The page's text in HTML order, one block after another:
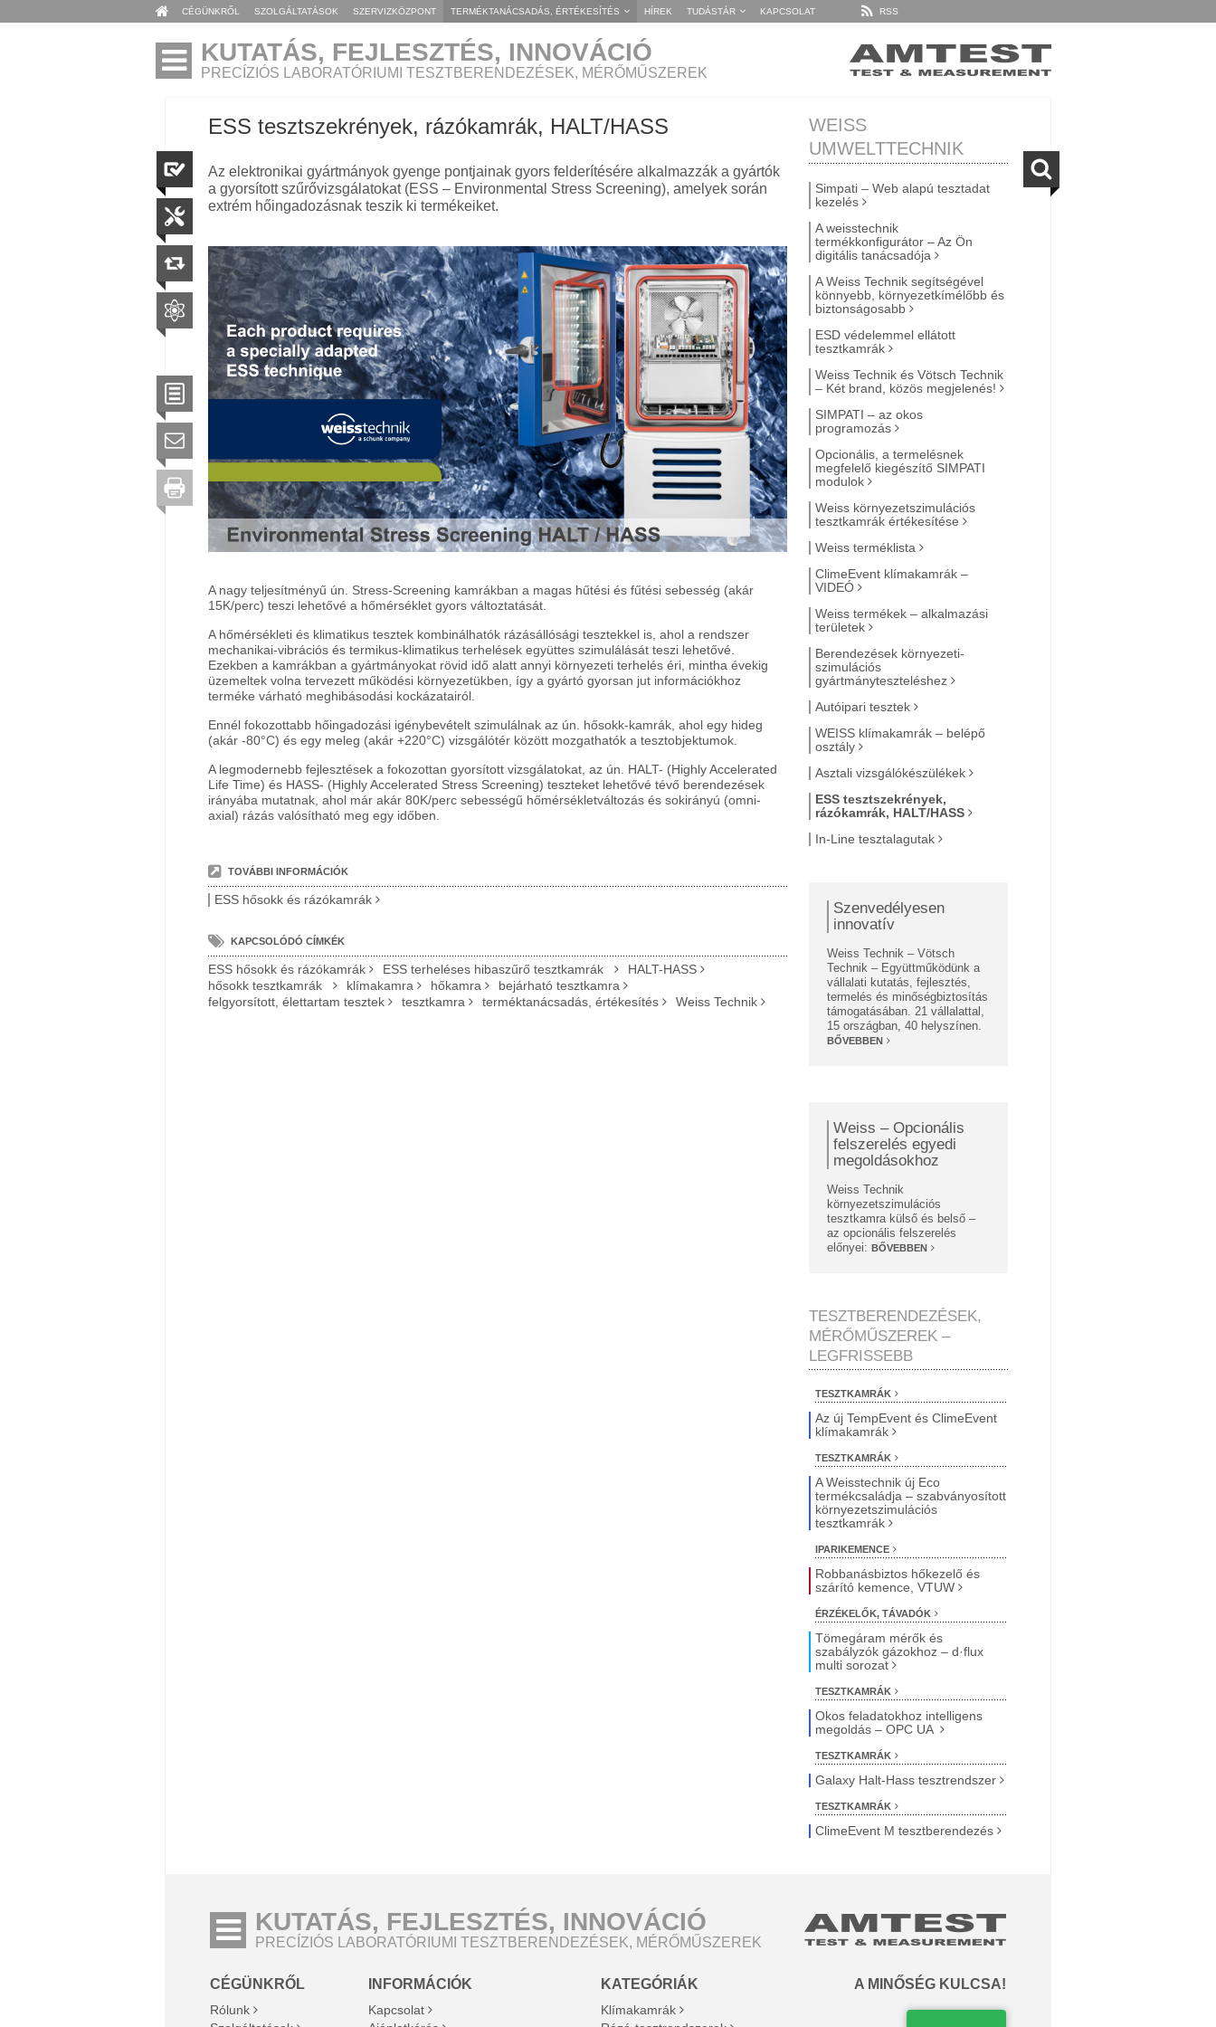
CÉGÜNKRŐL SZOLGÁLTATÁSOK SZERVIZKÖZPONT TERMÉKTANÁCSADÁS, ÉRTÉKESÍTÉS HÍREK TUDÁSTÁR KAPCSOLAT RSS
KUTATÁS, FEJLESZTÉS, INNOVÁCIÓ
PRECÍZIÓS LABORATÓRIUMI TESZTBERENDEZÉSEK, MÉRŐMŰSZEREK
ESS tesztszekrények, rázókamrák, HALT/HASS
Az elektronikai gyártmányok gyenge pontjainak gyors felderítésére alkalmazzák a gyártók
a gyorsított szűrővizsgálatokat (ESS – Environmental Stress Screening), amelyek során
extrém hőingadozásnak teszik ki termékeiket.
A nagy teljesítményű ún. Stress-Screening kamrákban a magas hűtési és fűtési sebesség (akár
15K/perc) teszi lehetővé a hőmérséklet gyors változtatását.
A hőmérsékleti és klimatikus tesztek kombinálhatók rázásállósági tesztekkel is, ahol a rendszer
mechanikai-vibrációs és termikus-klimatikus terhelések együttes szimulálását teszi lehetővé.
Ezekben a kamrákban a gyártmányokat rövid idő alatt annyi környezeti terhelés éri, mintha évekig
üzemeltek volna tervezett működési környezetükben, így a gyártó gyorsan jut információkhoz
terméke várható meghibásodási kockázatairól.
Ennél fokozottabb hőingadozási igénybevételt szimulálnak az ún. hősokk-kamrák, ahol egy hideg
(akár -80°C) és egy meleg (akár +220°C) vizsgálótér között mozgathatók a tesztobjektumok.
A legmodernebb fejlesztések a fokozottan gyorsított vizsgálatokat, az ún. HALT- (Highly Accelerated
Life Time) és HASS- (Highly Accelerated Stress Screening) teszteket lehetővé tévő berendezések
irányába mutatnak, ahol már akár 80K/perc sebességű hőmérsékletváltozás és sokirányú (omni-
axial) rázás valósítható meg egy időben.
TOVÁBBI INFORMÁCIÓK
ESS hősokk és rázókamrák
KAPCSOLÓDÓ CÍMKÉK
ESS hősokk és rázókamrák ESS terheléses hibaszűrő tesztkamrák
HALT-HASS
hősokk tesztkamrák
klímakamra hőkamra
bejárható tesztkamra
felgyorsított, élettartam tesztek
tesztkamra terméktanácsadás, értékesítés Weiss Technik
WEISS
UMWELTTECHNIK
Simpati – Web alapú tesztadat
kezelés
A weisstechnik
termékkonfigurátor – Az Ön
digitális tanácsadója
A Weiss Technik segítségével
könnyebb, környezetkímélőbb és
biztonságosabb
ESD védelemmel ellátott
tesztkamrák
Weiss Technik és Vötsch Technik
– Két brand, közös megjelenés!
SIMPATI – az okos
programozás
Opcionális, a termelésnek
megfelelő kiegészítő SIMPATI
modulok
Weiss környezetszimulációs
tesztkamrák értékesítése
Weiss terméklista
ClimeEvent klímakamrák –
VIDEÓ
Weiss termékek – alkalmazási
területek
Berendezések környezeti-
szimulációs
gyártmányteszteléshez
Autóipari tesztek
WEISS klímakamrák – belépő
osztály
Asztali vizsgálókészülékek
ESS tesztszekrények,
rázókamrák, HALT/HASS
In-Line tesztalagutak
Szenvedélyesen
innovatív
Weiss Technik – Vötsch
Technik – Együttműködünk a
vállalati kutatás, fejlesztés,
termelés és minőségbiztosítás
támogatásában. 21 vállalattal,
15 országban, 40 helyszínen.
BŐVEBBEN
Weiss – Opcionális
felszerelés egyedi
megoldásokhoz
Weiss Technik
környezetszimulációs
tesztkamra külső és belső –
az opcionális felszerelés
előnyei: BŐVEBBEN
TESZTBERENDEZÉSEK,
MÉRŐMŰSZEREK –
LEGFRISSEBB
TESZTKAMRÁK
Az új TempEvent és ClimeEvent
klímakamrák
TESZTKAMRÁK
A Weisstechnik új Eco
termékcsaládja – szabványosított
környezetszimulációs
tesztkamrák
IPARIKEMENCE
Robbanásbiztos hőkezelő és
szárító kemence, VTUW
ÉRZÉKELŐK, TÁVADÓK
Tömegáram mérők és
szabályzók gázokhoz – d·flux
multi sorozat
TESZTKAMRÁK
Okos feladatokhoz intelligens
megoldás – OPC UA
TESZTKAMRÁK
Galaxy Halt-Hass tesztrendszer
TESZTKAMRÁK
ClimeEvent M tesztberendezés
KUTATÁS, FEJLESZTÉS, INNOVÁCIÓ
PRECÍZIÓS LABORATÓRIUMI TESZTBERENDEZÉSEK, MÉRŐMŰSZEREK
CÉGÜNKRŐL
Rólunk
INFORMÁCIÓK
Kapcsolat
KATEGÓRIÁK
Klímakamrák
A MINŐSÉG KULCSA!